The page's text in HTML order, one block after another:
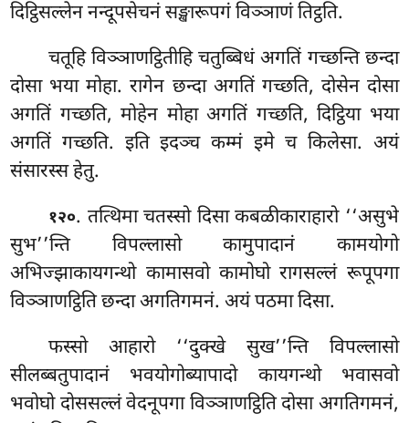
दिट्ठिसल्लेन नन्दूपसेचनं सङ्खारूपगं विञ्ञाणं तिट्ठति.
चतूहि विञ्ञाणट्ठितीहि चतुब्बिधं अगतिं गच्छन्ति छन्दा
दोसा भया मोहा. रागेन छन्दा अगतिं गच्छति, दोसेन दोसा
अगतिं गच्छति, मोहेन मोहा अगतिं गच्छति, दिट्ठिया भया
अगतिं गच्छति. इति इदञ्च कम्मं इमे च किलेसा. अयं
संसारस्स हेतु.
१२०. तत्थिमाचतस्सो दिसा कबळीकाराहारो ‘‘असुभे
सुभ’’न्ति विपल्लासो कामुपादानं कामयोगो
अभिज्झाकायगन्थो कामासवो कामोघो रागसल्लं रूपूपगा
विञ्ञाणट्ठिति छन्दा अगतिगमनं. अयं पठमा दिसा.
फस्सो आहारो ‘‘दुक्खे सुख’’न्ति विपल्लासो
सीलब्बतुपादानं भवयोगोब्यापादो कायगन्थो भवासवो
भवोघो दोससल्लं वेदनूपगा विञ्ञाणट्ठिति दोसा अगतिगमनं,